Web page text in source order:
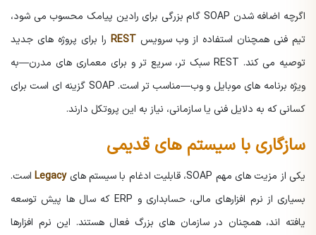
اگرچه اضافه شدن SOAP گام بزرگی برای رادین پیامک محسوب می شود،
تیم فنی همچنان استفاده از وب سرویسREST را برای پروژه های جدید
توصیه می کند. REST سبک تر، سریع تر و برای معماری های مدرن—به
ویژه برنامه های موبایل و وب—مناسب تر است. SOAP گزینه ای است برای
کسانی که به دلایل فنی یا سازمانی، نیاز به این پروتکل دارند.
سازگاری با سیستم های قدیمی
یکی از مزیت های مهم SOAP، قابلیت ادغام با سیستم های Legacyاست.
بسیاری از نرم افزارهای مالی، حسابداری و ERP که سال ها پیش توسعه
یافته اند، همچنان در سازمان های بزرگ فعال هستند. این نرم افزارها